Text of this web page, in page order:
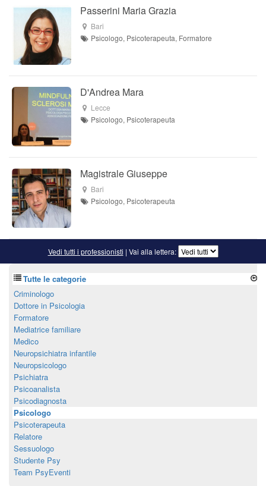
Passerini Maria Grazia
Bari
Psicologo, Psicoterapeuta, Formatore
D'Andrea Mara
Lecce
Psicologo, Psicoterapeuta
Magistrale Giuseppe
Bari
Psicologo, Psicoterapeuta
Vedi tutti i professionisti | Vai alla lettera:
Tutte le categorie
Criminologo
Dottore in Psicologia
Formatore
Mediatrice familiare
Medico
Neuropsichiatra infantile
Neuropsicologo
Psichiatra
Psicoanalista
Psicodiagnosta
Psicologo
Psicoterapeuta
Relatore
Sessuologo
Studente Psy
Team PsyEventi